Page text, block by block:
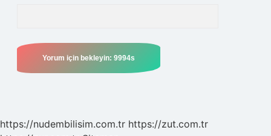
https://nudembilisim.com.tr https://zut.com.tr